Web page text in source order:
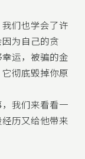
们也学会了许
为自己的贪
运，被骗的金
彻底毁掉你原
我们来看看一
历又给他带来